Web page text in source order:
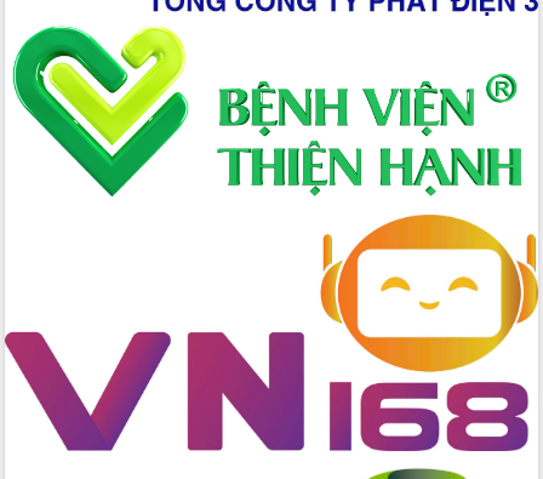
Xây dựng nông thôn mới: Nâng cao đời
sống người dân từ những mô hình thiết
thực
Quyết liệt tháo gỡ vướng mắc, đẩy
nhanh tiến độ các dự án trọng điểm
trong Khu kinh tế Nam Phú Yên
Hòn Yến phát triển du lịch gắn với bảo
giải phóng mặt bằng Tuyến đường bộ
ven biển
Đắk Lắk nỗ lực thúc đẩy tăng trưởng
kinh tế từ 10% trở lên trong Quý
II/2026